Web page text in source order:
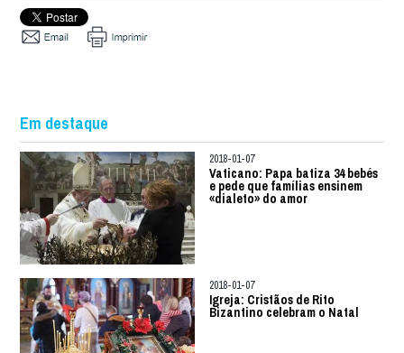
Em destaque
2018-01-07
Vaticano: Papa batiza 34 bebés
e pede que famílias ensinem
«dialeto» do amor
2018-01-07
Igreja: Cristãos de Rito
Bizantino celebram o Natal